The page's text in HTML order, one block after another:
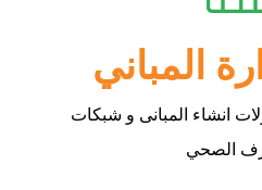
المباني
انشاء المبانى و شبكات
الصحي